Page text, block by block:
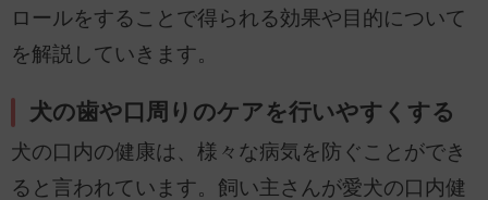
ロールをすることで得られる効果や目的について
を解説していきます。
犬の歯や口周りのケアを行いやすくする
犬の口内の健康は、様々な病気を防ぐことができ
ると言われています。飼い主さんが愛犬の口内健